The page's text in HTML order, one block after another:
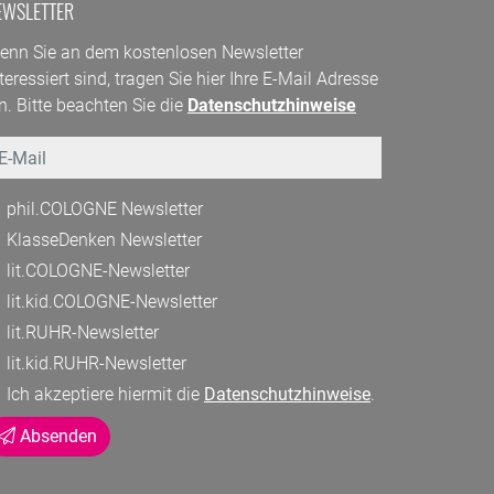
Sie an dem kostenlosen Newsletter
sind, tragen Sie hier Ihre E-Mail Adresse
Bitte beachten Sie die Datenschutzhinweise
phil.COLOGNE Newsletter
KlasseDenken Newsletter
lit.COLOGNE-Newsletter
lit.kid.COLOGNE-Newsletter
lit.RUHR-Newsletter
lit.kid.RUHR-Newsletter
Ich akzeptiere hiermit die Datenschutzhinweise.
Absenden